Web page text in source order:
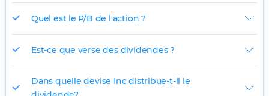
Quel est le P/B de l'action ?
Est-ce que verse des dividendes ?
Dans quelle devise Inc distribue-t-il le